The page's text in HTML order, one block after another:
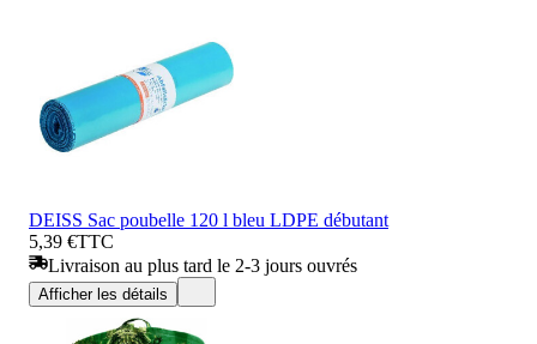
DEISS Sac poubelle 120 l bleu LDPE débutant
5,39 €TTC
Livraison au plus tard le 2-3 jours ouvrés
Afficher les détails